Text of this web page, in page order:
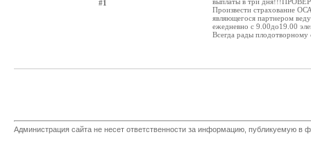
#1
Произвести страхование
являющегося партнером
ежедневно с 9.00до19.00
Всегда рады
Администрация сайта не несет ответственности за информацию, публикуемую